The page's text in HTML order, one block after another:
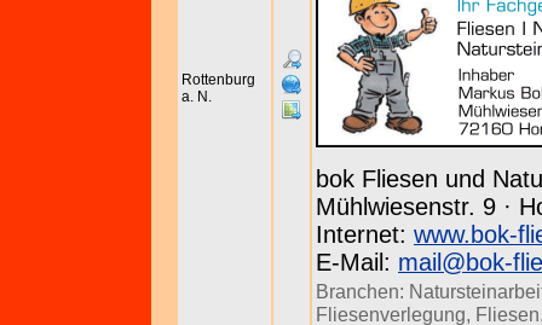
Rottenburg
a. N.
bok Fliesen und
Mühlwiesenstr. 9 ·
Internet: www.bok-
E-Mail: mail@bok-
Branchen:
Fliesenverlegung, Fliesen